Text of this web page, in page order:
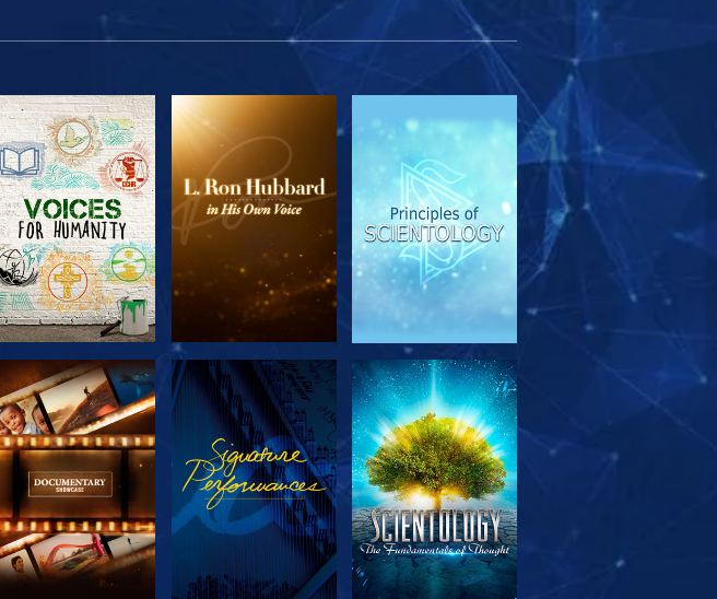
VERKEN DE SERIE VERKEN DE SERIE KIJK